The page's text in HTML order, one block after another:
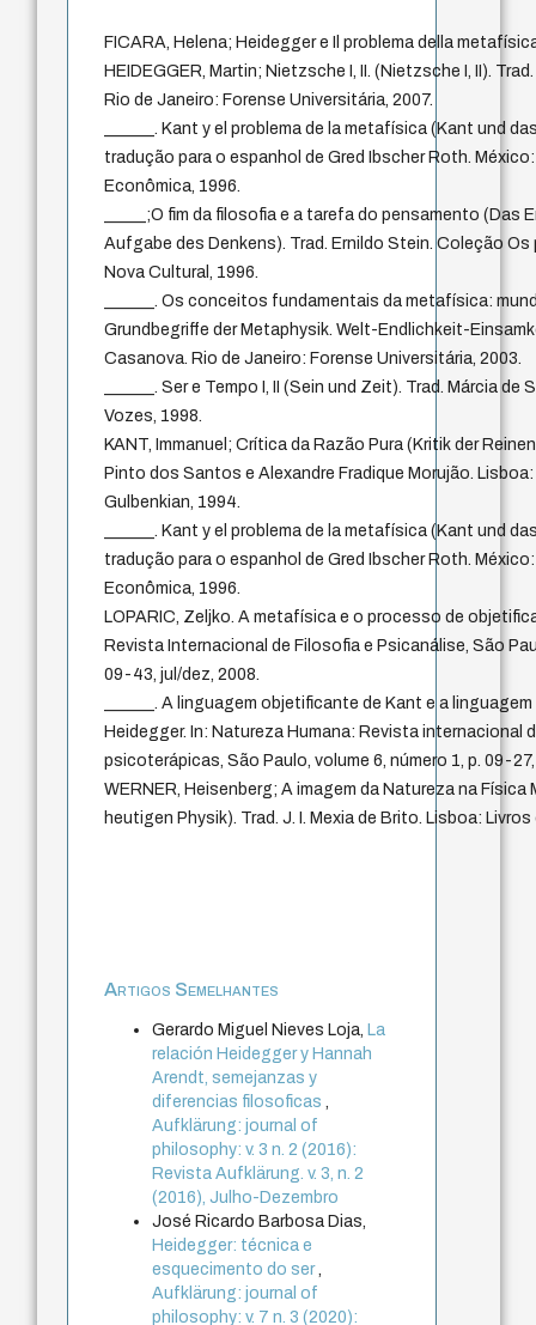
FICARA, Helena; Heidegger e Il problema della
HEIDEGGER, Martin; Nietzsche I, II. (Nietzsche I, II).
Rio de Janeiro: Forense Universitária, 2007.
______. Kant y el problema de la metafísica (Kant und
tradução para o espanhol de Gred Ibscher Roth.
Econômica, 1996.
_____;O fim da filosofia e a tarefa do pensamento (Das
Aufgabe des Denkens). Trad. Ernildo Stein. Coleção
Nova Cultural, 1996.
______. Os conceitos fundamentais da metafísica:
Grundbegriffe der Metaphysik. Welt-Endlichkeit-
Casanova. Rio de Janeiro: Forense Universitária, 2003.
______. Ser e Tempo I, II (Sein und Zeit). Trad. Márcia
Vozes, 1998.
KANT, Immanuel; Crítica da Razão Pura (Kritik der
Pinto dos Santos e Alexandre Fradique Morujão.
Gulbenkian, 1994.
______. Kant y el problema de la metafísica (Kant und
tradução para o espanhol de Gred Ibscher Roth.
Econômica, 1996.
LOPARIC, Zeljko. A metafísica e o processo de
Revista Internacional de Filosofia e Psicanálise, São
09-43, jul/dez, 2008.
______. A linguagem objetificante de Kant e a
Heidegger. In: Natureza Humana: Revista internacional
psicoterápicas, São Paulo, volume 6, número 1, p. 09-
WERNER, Heisenberg; A imagem da Natureza na Física
heutigen Physik). Trad. J. I. Mexia de Brito. Lisboa:
Artigos Semelhantes
Gerardo Miguel Nieves Loja, La
relación Heidegger y Hannah
Arendt, semejanzas y
diferencias filosoficas,
Aufklärung: journal of
philosophy: v. 3 n. 2 (2016):
Revista Aufklärung. v. 3, n. 2
(2016), Julho-Dezembro
José Ricardo Barbosa Dias,
Heidegger: técnica e
esquecimento do ser,
Aufklärung: journal of
philosophy: v. 7 n. 3 (2020):